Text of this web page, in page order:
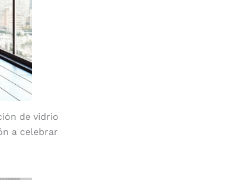
de vidrio
a celebrar